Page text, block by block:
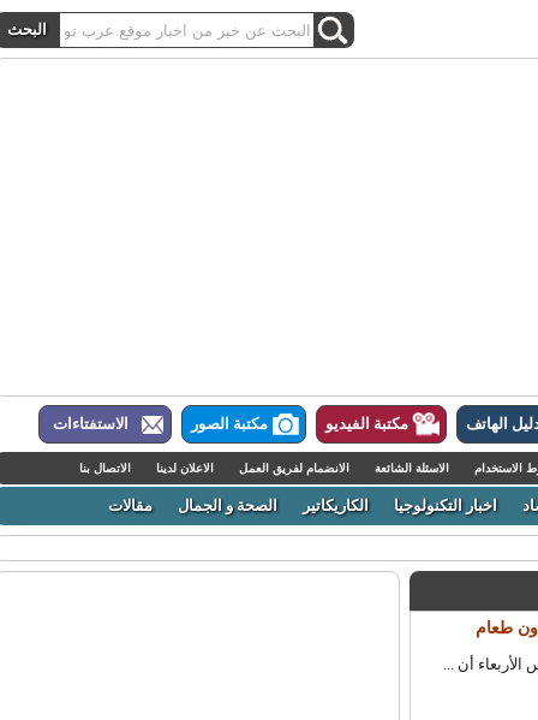
الهاتف مكتبة الفيديو مكتبة الصور الاستفتاءات
الاسئلة الشائعة الانضمام لفريق العمل الاعلان لدينا الاتصال بنا
اخبار التكنولوجيا الكاريكاتير الصحة و الجمال مقالات